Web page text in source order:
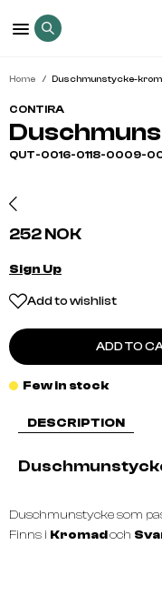
Home Duschmunstycke-
CONTIRA
QUT-0016-0118-0009-
252 NOK
Sign Up
Add to wishlist
ADD TO
Few in stock
DESCRIPTION
Duschmunstycke som
Finns i Kromadoch